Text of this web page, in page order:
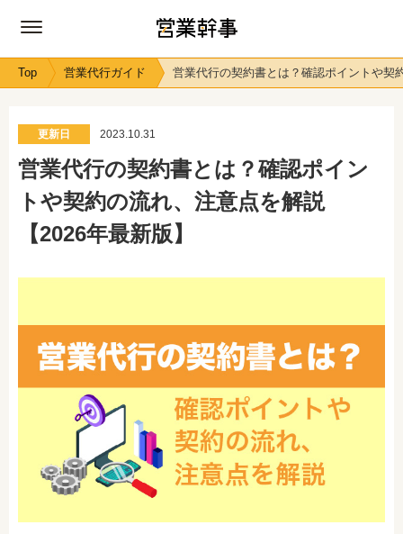
Top 営業代行ガイド 営業代行の契約書とは？確認ポイントや契
更新日 2023.10.31
営業代行の契約書とは？確認ポイン
トや契約の流れ、注意点を解説
【2026年最新版】